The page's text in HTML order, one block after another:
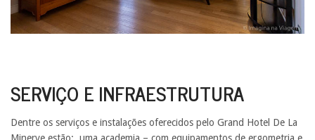
SERVIÇO E INFRAESTRUTURA
Dentre os serviços e instalações oferecidos pelo Grand Hotel De La
Minerve estão: uma academia – com equipamentos de ergometria e